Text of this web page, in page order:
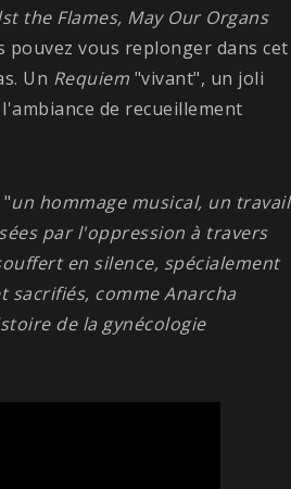
the Flames, May Our Organs
vous replonger dans cet
Un Requiem "vivant", un joli
de recueillement
un hommage musical, un travail
par l'oppression à travers
en silence, spécialement
comme Anarcha
de la gynécologie